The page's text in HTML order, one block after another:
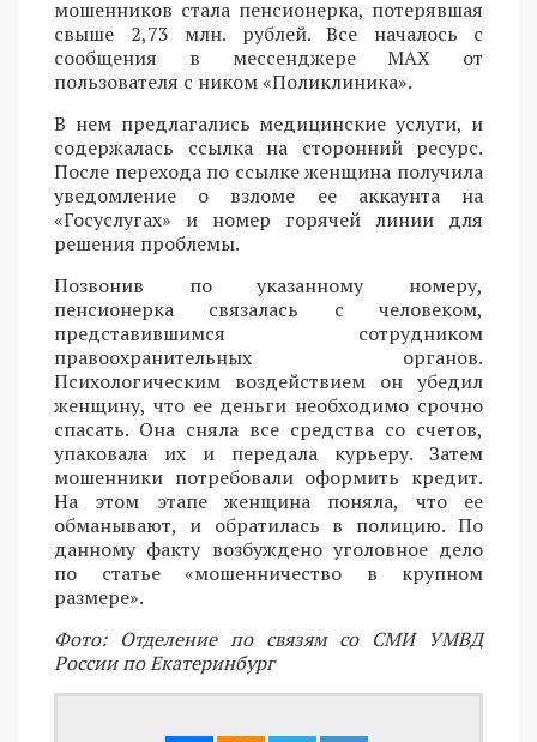
мошенников стала пенсионерка, потерявшая
свыше 2,73 млн. рублей. Все началось с
сообщения в мессенджере MAX от
пользователя с ником «Поликлиника».
В нем предлагались медицинские услуги, и
содержалась ссылка на сторонний ресурс.
После перехода по ссылке женщина получила
уведомление о взломе ее аккаунта на
«Госуслугах» и номер горячей линии для
решения проблемы.
Позвонив по указанному номеру,
пенсионерка связалась с человеком,
представившимся сотрудником
правоохранительных органов.
Психологическим воздействием он убедил
женщину, что ее деньги необходимо срочно
спасать. Она сняла все средства со счетов,
упаковала их и передала курьеру. Затем
мошенники потребовали оформить кредит.
На этом этапе женщина поняла, что ее
обманывают, и обратилась в полицию. По
данному факту возбуждено уголовное дело
по статье «мошенничество в крупном
размере».
Фото: Отделение по связям со СМИ УМВД
России по Екатеринбург